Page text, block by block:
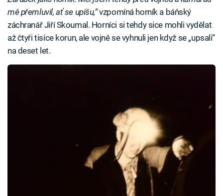
mě přemluvil, ať se upíšu,“vzpomíná horník a báňský
záchranář Jiří Skoumal. Horníci si tehdy sice mohli vydělat
až čtyři tisíce korun, ale vojně se vyhnuli jen když se „upsali“
na deset let.